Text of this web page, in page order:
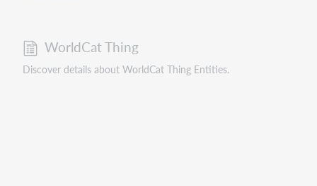
WorldCat Thing
Discover details about WorldCat Thing Entities.